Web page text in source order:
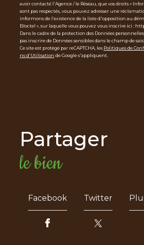
avoir contacté l'Agence / le Réseau, que vos droits «
sont pas respectés, vous pouvez adresser une
informons de l’existence de la liste d'opposition au
Bloctel », sur laquelle vous pouvez vous inscrire ici :
Dans le cadre de la protection des Données
pas inscrire de Données sensibles dans le champ de
Ce site est protégé par reCAPTCHA, les Politiques de
ns d'Utilisation de Google s'appliquent.
partager
le bien
Facebook Twitter